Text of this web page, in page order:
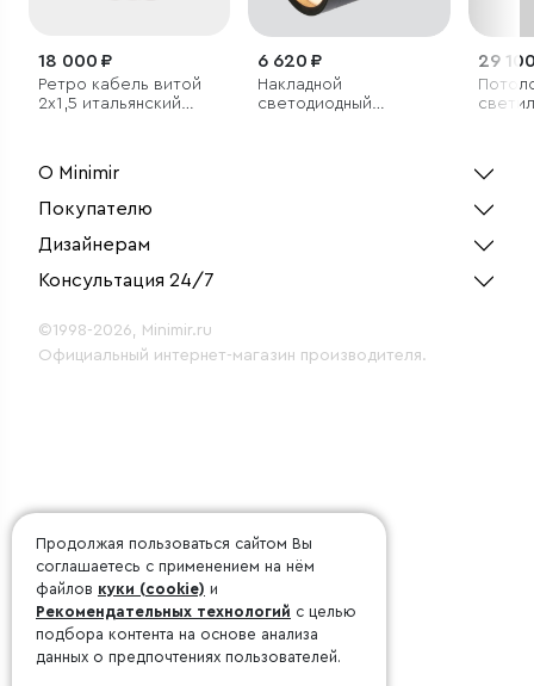
18 000 ₽
Ретро кабель витой
2х1,5 итальянский
6 620 ₽
Накладной
светодиодный
29
О Minimir
Покупателю
Дизайнерам
Консультация 24/7
©1998-2026, Minimir.ru
Официальный интернет-магазин производителя.
Продолжая пользоваться сайтом Вы
соглашаетесь с применением на нём
файлов куки (cookie) и
Рекомендательных технологий с целью
подбора контента на основе анализа
данных о предпочтениях пользователей.